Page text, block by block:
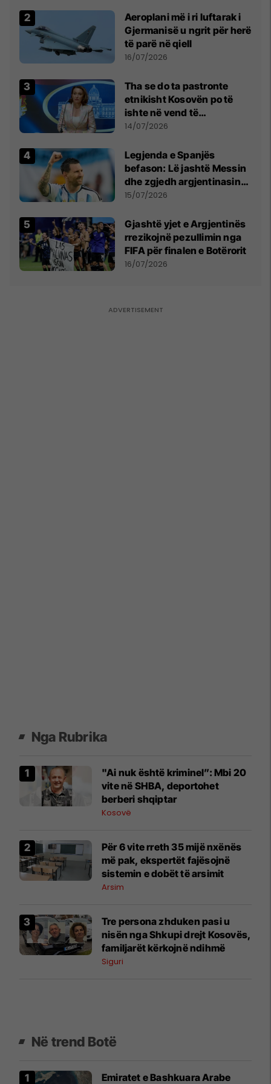
Aeroplani më i ri luftarak i
Gjermanisë u ngrit për herë
të parë në qiell
16/07/2026
Tha se do ta pastronte
etnikisht Kosovën po të
ishte në vend të
Millosheviqit, Lëvizja e
kërkon shkarkimin e
menjëhershëm të
Snezhana Paunoviq
14/07/2026
Legjenda e Spanjës
befason: Lë jashtë Messin
dhe zgjedh argjentinasin
më të mirë në botë
15/07/2026
Gjashtë yjet e Argjentinës
rrezikojnë pezullimin nga
FIFA për finalen e Botërorit
16/07/2026
Nga Rubrika
"Ai nuk është kriminel”: Mbi 20
vite në SHBA, deportohet
berberi shqiptar
Kosovë
Për 6 vite rreth 35 mijë nxënës
më pak, ekspertët fajësojnë
sistemin e dobët të arsimit
Arsim
Tre persona zhduken pasi u
nisën nga Shkupi drejt Kosovës,
familjarët kërkojnë ndihmë
Siguri
Në trend Botë
Emiratet e Bashkuara Arabe